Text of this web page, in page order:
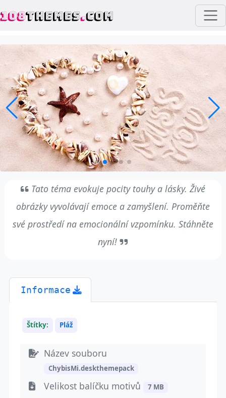
108THEMES.COM
Tato téma evokuje pocity touhy a lásky. Živé
obrázky vyvolávají emoce a zamyšlení. Proměňte
své prostředí na emocionální vzpomínku. Stáhněte
nyní!
Informace
Štítky: Pláž
Název souboru
ChybisMi.deskthemepack
Velikost balíčku motivů 7 MB